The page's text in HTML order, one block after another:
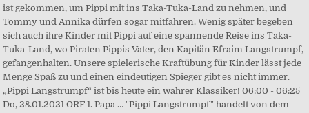
ist gekommen, um Pippi mit ins Taka-Tuka-Land zu nehmen, und
Tommy und Annika dürfen sogar mitfahren. Wenig später begeben
sich auch ihre Kinder mit Pippi auf eine spannende Reise ins Taka-
Tuka-Land, wo Piraten Pippis Vater, den Kapitän Efraim Langstrumpf,
gefangenhalten. Unsere spielerische Kraftübung für Kinder lässt jede
Menge Spaß zu und einen eindeutigen Spieger gibt es nicht immer.
„Pippi Langstrumpf“ ist bis heute ein wahrer Klassiker! 06:00 - 06:25
Do, 28.01.2021 ORF 1. Papa … "Pippi Langstrumpf" handelt von dem